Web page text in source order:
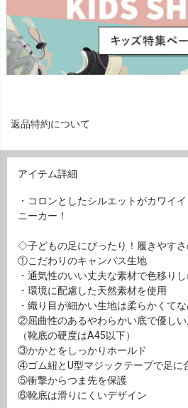
返品特約について
アイテム詳細
・コロンとしたシルエットがカワイ
ニーカー！
◇子どもの足にぴったり！履きやす
①こだわりのキャンバス生地
・通気性のいい丈夫な素材で色移り
・環境に配慮した天然素材を使用
・織り目が細かい生地は柔らかくて
②屈曲性のあるやわらかい底で優し
（靴底の硬度はA45以下）
③かかとをしっかりホールド
④ゴム紐とU型マジックテープで足に
⑤衝撃からつま先を保護
⑥靴底は滑りにくいデザイン